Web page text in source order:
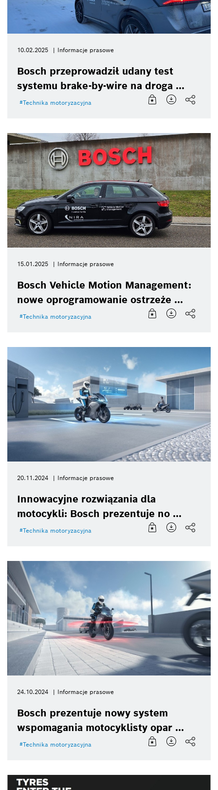
10.02.2025 Informacje prasowe
Bosch przeprowadził udany test
systemu brake-by-wire na droga ...
Technika motoryzacyjna
15.01.2025 Informacje prasowe
Bosch Vehicle Motion Management:
nowe oprogramowanie ostrzeże ...
Technika motoryzacyjna
20.11.2024 Informacje prasowe
Innowacyjne rozwiązania dla
motocykli: Bosch prezentuje no ...
Technika motoryzacyjna
24.10.2024 Informacje prasowe
Bosch prezentuje nowy system
wspomagania motocyklisty opar ...
Technika motoryzacyjna